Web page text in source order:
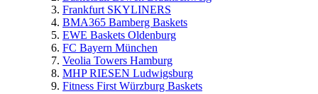
Frankfurt SKYLINERS
BMA365 Bamberg Baskets
EWE Baskets Oldenburg
FC Bayern München
Veolia Towers Hamburg
MHP RIESEN Ludwigsburg
Fitness First Würzburg Baskets